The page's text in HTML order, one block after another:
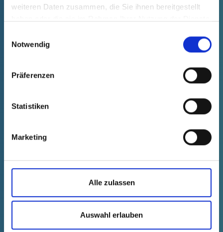
weiteren Daten zusammen, die Sie ihnen bereitgestellt
Notwendig
Präferenzen
Statistiken
Marketing
Alle zulassen
Auswahl erlauben
fade in
9209995RB61
Quantity (pcs.)